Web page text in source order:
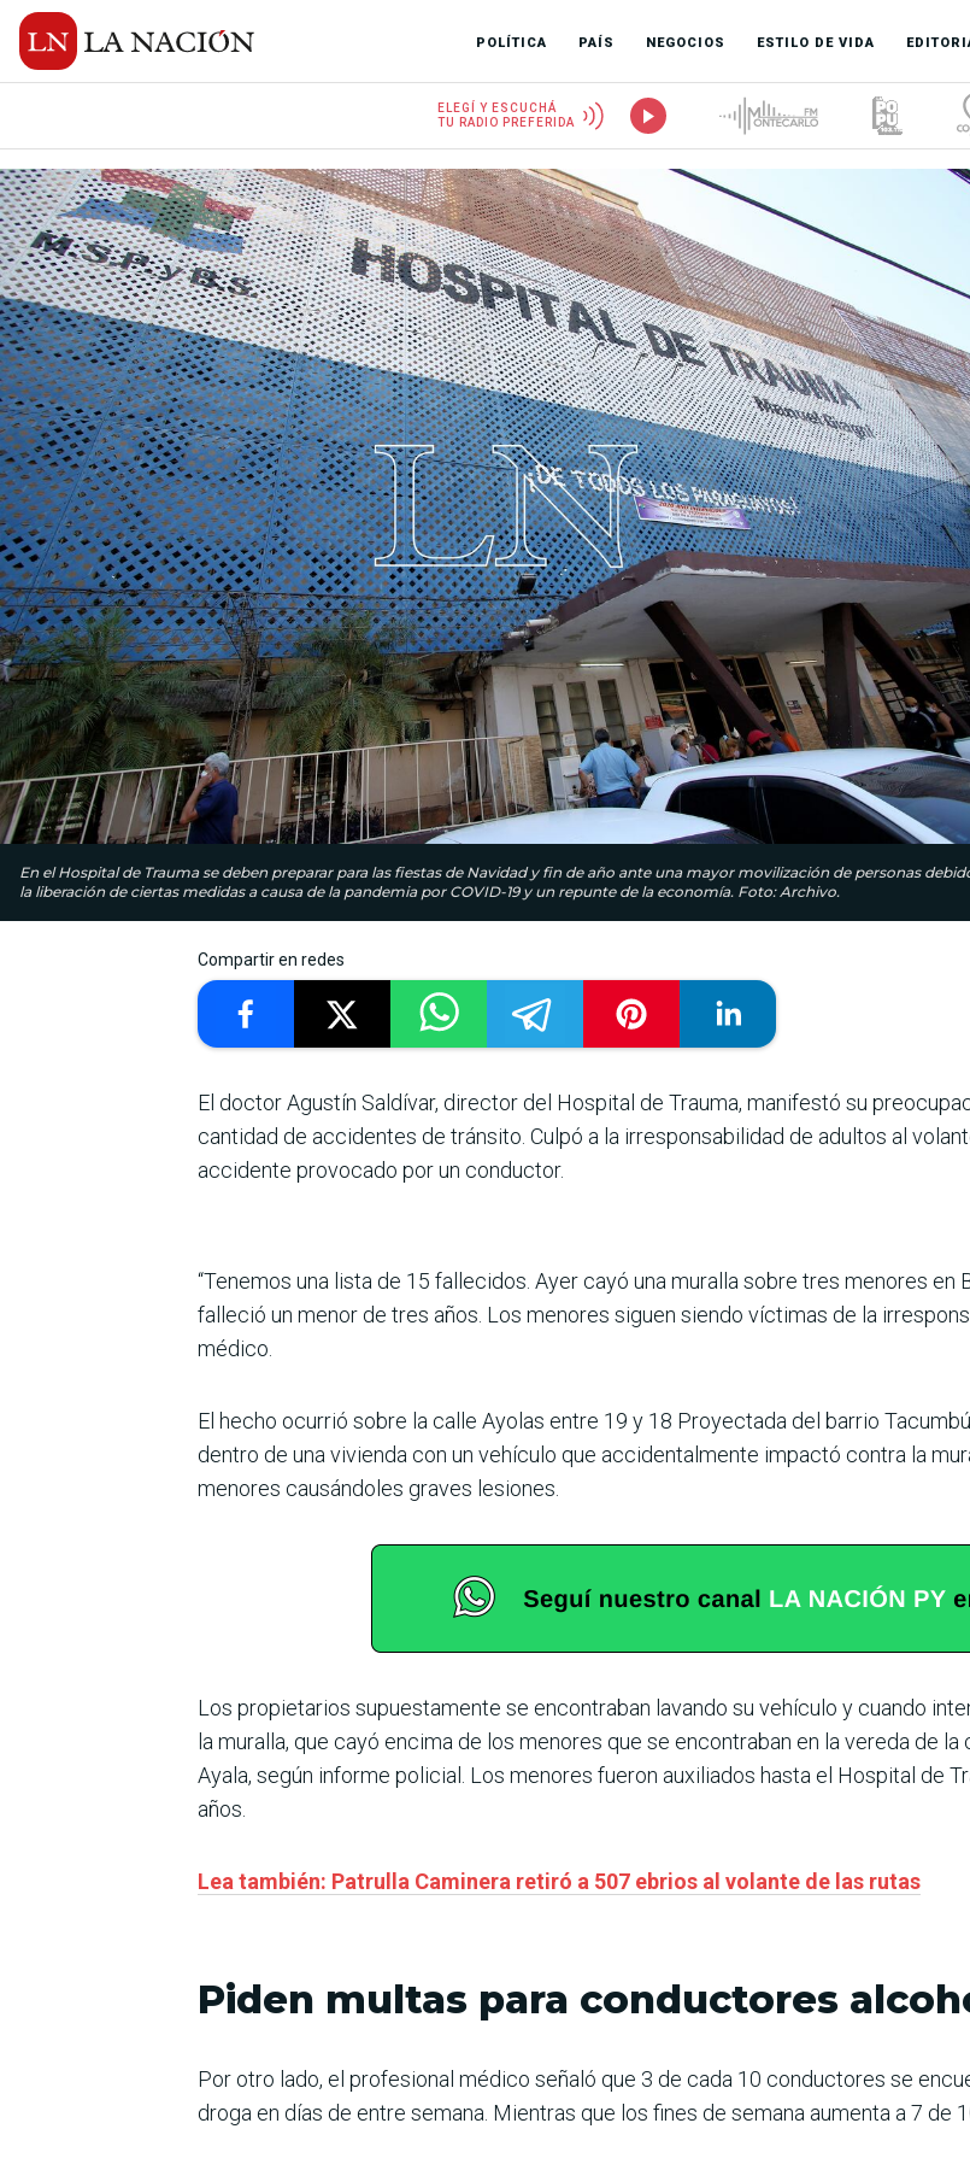
POLÍTICA PAÍS NEGOCIOS ESTILO DE VIDA
ELEGÍ Y ESCUCHÁ
TU RADIO PREFERIDA
En el Hospital de Trauma se deben preparar para las fiestas de Navidad y fin de año ante una mayor movilización de personas
la liberación de ciertas medidas a causa de la pandemia por COVID-19 y un repunte de la economía. Foto: Archivo.
Compartir en redes
El doctor Agustín Saldívar, director del Hospital de Trauma, manifestó su
cantidad de accidentes de tránsito. Culpó a la irresponsabilidad de adultos al
accidente provocado por un conductor.
“Tenemos una lista de 15 fallecidos. Ayer cayó una muralla sobre tres menores en
falleció un menor de tres años. Los menores siguen siendo víctimas de la
médico.
El hecho ocurrió sobre la calle Ayolas entre 19 y 18 Proyectada del barrio
dentro de una vivienda con un vehículo que accidentalmente impactó contra la
menores causándoles graves lesiones.
Los propietarios supuestamente se encontraban lavando su vehículo y cuando
la muralla, que cayó encima de los menores que se encontraban en la vereda de
Ayala, según informe policial. Los menores fueron auxiliados hasta el Hospital de
años.
Lea también: Patrulla Caminera retiró a 507 ebrios al volante de las rutas
Piden multas para conductores
Por otro lado, el profesional médico señaló que 3 de cada 10 conductores se
droga en días de entre semana. Mientras que los fines de semana aumenta a 7 de